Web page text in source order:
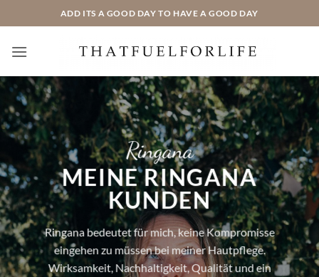
Inhalt
springen
ADD ITS A GOOD DAY TO HAVE A GOOD DAY
Ringana
MEINE RINGANA
KUNDEN
Ringana bedeutet für mich, keine Kompromisse
eingehen zu müssen bei meiner Hautpflege.
Wirksamkeit, Nachhaltigkeit, Qualität und ein